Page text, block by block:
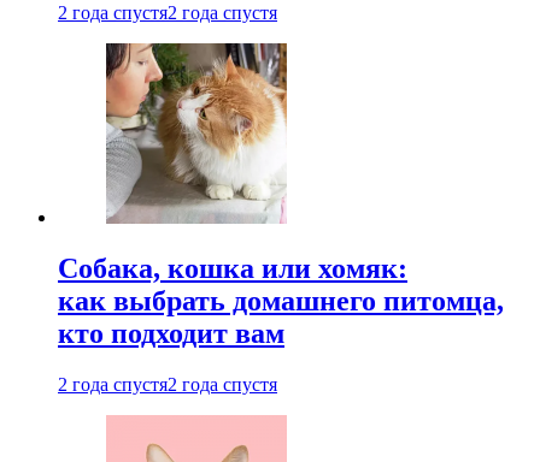
2 года спустя2 года спустя
Собака, кошка или хомяк:
как выбрать домашнего питомца,
кто подходит вам
2 года спустя2 года спустя